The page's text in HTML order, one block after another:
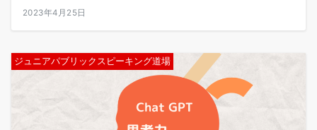
2023年4月25日
ジュニアパブリックスピーキング道場